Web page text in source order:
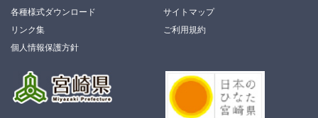
各種様式ダウンロード
サイトマップ
リンク集
ご利用規約
個人情報保護方針